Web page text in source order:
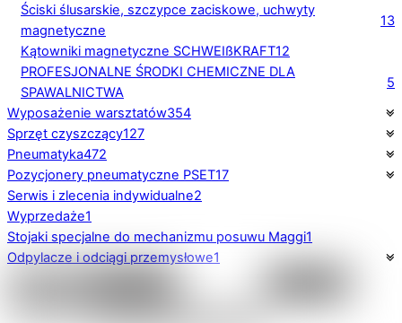
Ściski ślusarskie, szczypce zaciskowe, uchwyty
magnetyczne
13
Kątowniki magnetyczne SCHWEIßKRAFT12
PROFESJONALNE ŚRODKI CHEMICZNE DLA
SPAWALNICTWA
5
Wyposażenie warsztatów354
Sprzęt czyszczący127
Pneumatyka472
Pozycjonery pneumatyczne PSET17
Serwis i zlecenia indywidualne2
Wyprzedaże1
Stojaki specjalne do mechanizmu posuwu Maggi1
Odpylacze i odciągi przemysłowe1